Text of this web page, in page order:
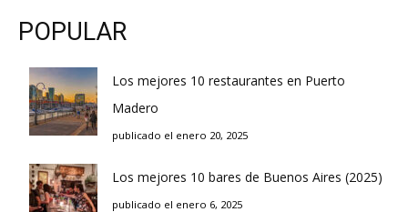
POPULAR
Los mejores 10 restaurantes en Puerto
Madero
publicado el enero 20, 2025
Los mejores 10 bares de Buenos Aires (2025)
publicado el enero 6, 2025